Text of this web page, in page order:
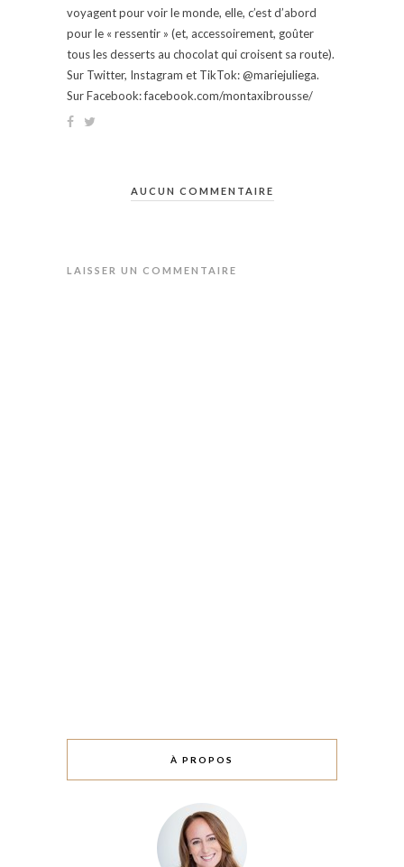
voyagent pour voir le monde, elle, c’est d’abord
pour le « ressentir » (et, accessoirement, goûter
tous les desserts au chocolat qui croisent sa route).
Sur Twitter, Instagram et TikTok: @mariejuliega.
Sur Facebook: facebook.com/montaxibrousse/
AUCUN COMMENTAIRE
LAISSER UN COMMENTAIRE
À PROPOS